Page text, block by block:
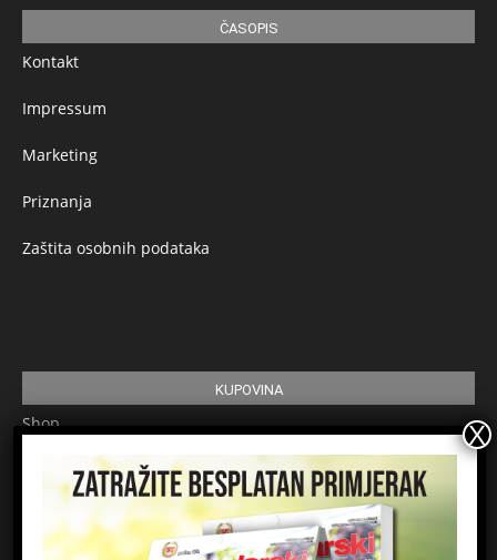
ČASOPIS
Kontakt
Impressum
Marketing
Priznanja
Zaštita osobnih podataka
KUPOVINA
Shop
Pretplata
Uvjeti korištenja